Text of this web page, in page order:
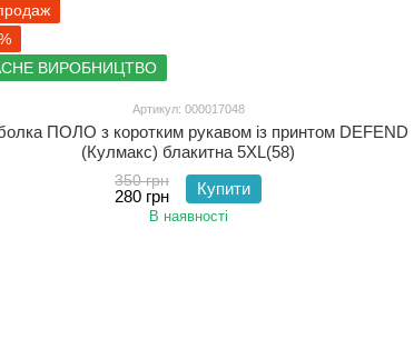
ВИРОБНИЦТВО
Артикул: 000017048
ПОЛО з коротким рукавом із принтом DEFEND
(Кулмакс) блакитна 5XL(58)
350 грн
280 грн Купити
В наявності